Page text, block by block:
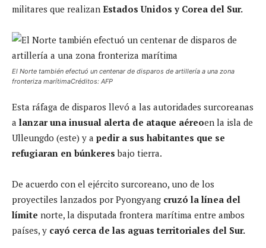
militares que realizan Estados Unidos y Corea del Sur.
El Norte también efectuó un centenar de disparos de artillería a una zona
fronteriza marítimaCréditos: AFP
Esta ráfaga de disparos llevó a las autoridades surcoreanas
a lanzar una inusual alerta de ataque aéreoen la isla de
Ulleungdo (este) y a pedir a sus habitantes que se
refugiaran en búnkeresbajo tierra.
De acuerdo con el ejército surcoreano, uno de los
proyectiles lanzados por Pyongyang cruzó la línea del
límite norte, la disputada frontera marítima entre ambos
países, y cayó cerca de las aguas territoriales del Sur.